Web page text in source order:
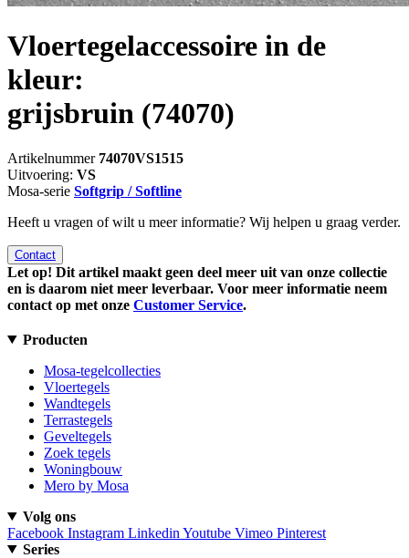
Vloertegelaccessoire in de
kleur:
grijsbruin (74070)
Artikelnummer 74070VS1515
Uitvoering: VS
Mosa-serie Softgrip / Softline
Heeft u vragen of wilt u meer informatie? Wij helpen u graag verder.
Contact
Let op! Dit artikel maakt geen deel meer uit van onze collectie
en is daarom niet meer leverbaar. Voor meer informatie neem
contact op met onze Customer Service.
Producten
Mosa-tegelcollecties
Vloertegels
Wandtegels
Terrastegels
Geveltegels
Zoek tegels
Woningbouw
Mero by Mosa
Volg ons
Facebook Instagram Linkedin Youtube Vimeo Pinterest
Series